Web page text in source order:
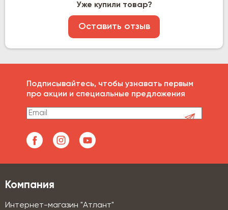
Уже купили товар?
Оставить отзыв
Подписывайтесь, чтобы узнавать первым
про акции и специальные предложения
Компания
Интернет-магазин "Атлант"